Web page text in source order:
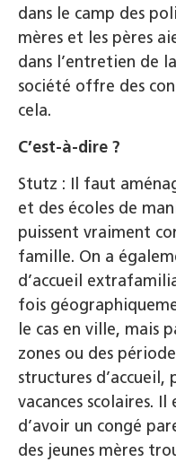
dans le camp des
mères et les pères
dans l’entretien de
société offre des
cela.
C’est-à-dire ?
Stutz : Il faut
et des écoles de
puissent vraiment
famille. On a
d’accueil
fois
le cas en ville, mais
zones ou des
structures
vacances scolaires.
d’avoir un congé
des jeunes mères